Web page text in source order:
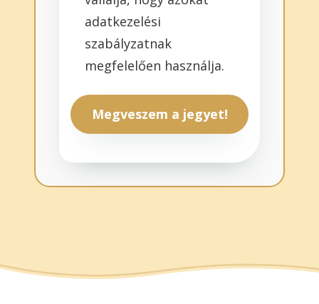
adatkezelési
szabályzatnak
megfelelően használja.
Megveszem a jegyet!